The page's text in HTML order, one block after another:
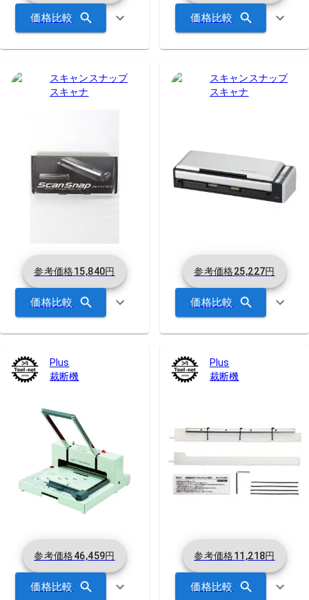
価格比較 価格比較
スキャンスナップ
スキャナ
参考価格15,840円
価格比較
スキャンスナップ
スキャナ
参考価格25,227円
価格比較
Plus
裁断機
参考価格46,459円
価格比較
Plus
裁断機
参考価格11,218円
価格比較